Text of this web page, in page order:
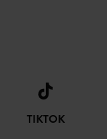
TIKTOK